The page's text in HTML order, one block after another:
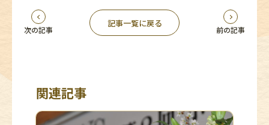
次の記事
記事一覧に戻る
前の記事
関連記事